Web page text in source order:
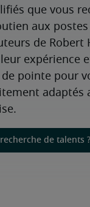
que vous
aux
de Robert
expérience
de pointe pour
adaptés
de talents ?